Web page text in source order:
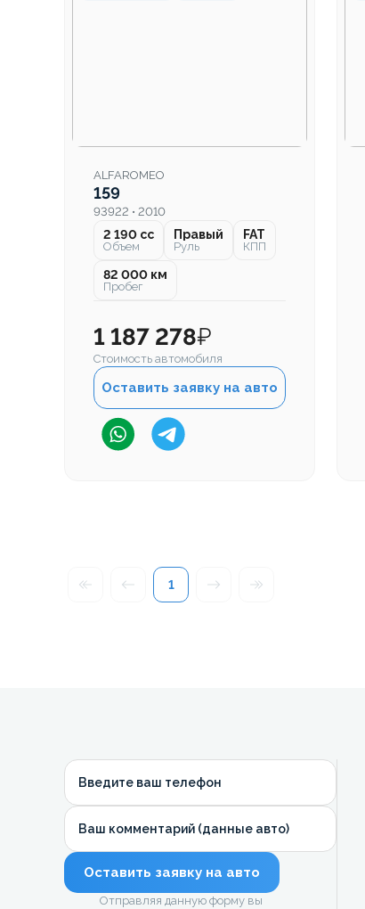
ALFAROMEO
159
93922 • 2010
2 190 cc
Объем
Правый
Руль
FAT
КПП
82 000 км
Пробег
1 187 278₽
Стоимость автомобиля
Оставить заявку на авто
1
Введите ваш телефон
Ваш комментарий (данные авто)
Оставить заявку на авто
Отправляя данную форму вы